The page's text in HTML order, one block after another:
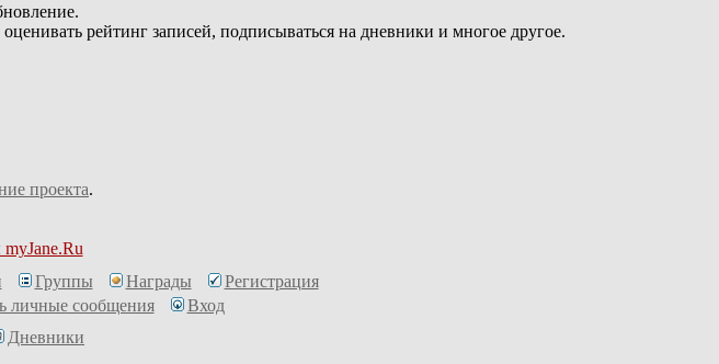
рейтинг записей, подписываться на дневники и многое другое.
проекта.
Группы Награды
Регистрация
личные сообщения
Вход
Дневники